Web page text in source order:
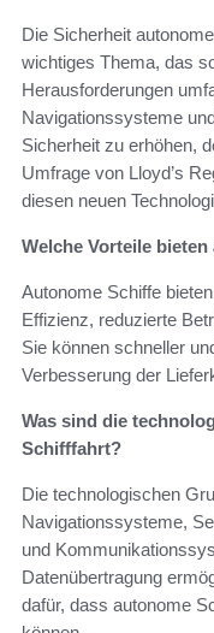
Die Sicherheit
wichtiges Thema, das
Herausforderungen
Navigationssysteme
Sicherheit zu erhöhen,
Umfrage von Lloyd’s
diesen neuen
Welche Vorteile
Autonome Schiffe
Effizienz, reduzierte
Sie können schneller
Verbesserung der
Was sind die
Schifffahrt?
Die technologischen
Navigationssysteme,
und
Datenübertragung
dafür, dass autonome